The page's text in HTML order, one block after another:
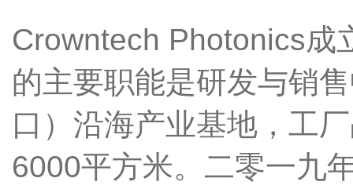
Crowntech Photonics成
的主要职能是研发与销
口）沿海产业基地，工
6000平方米。二零一九